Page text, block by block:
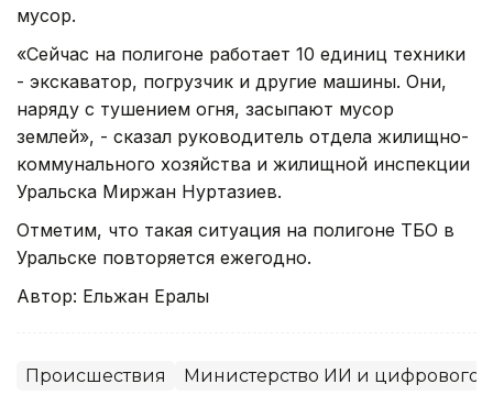
мусор.
«Сейчас на полигоне работает 10 единиц техники
- экскаватор, погрузчик и другие машины. Они,
наряду с тушением огня, засыпают мусор
землей», - сказал руководитель отдела жилищно-
коммунального хозяйства и жилищной инспекции
Уральска Миржан Нуртазиев.
Отметим, что такая ситуация на полигоне ТБО в
Уральске повторяется ежегодно.
Автор: Ельжан Ералы
Происшествия Министерство ИИ и цифрового